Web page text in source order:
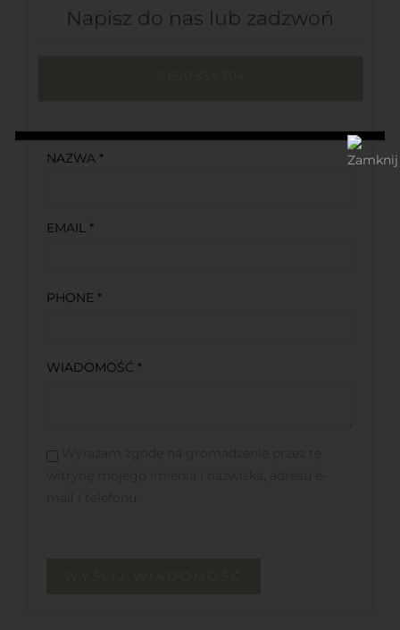
Napisz do nas lub zadzwoń
NAZWA *
EMAIL *
PHONE *
WIADOMOŚĆ *